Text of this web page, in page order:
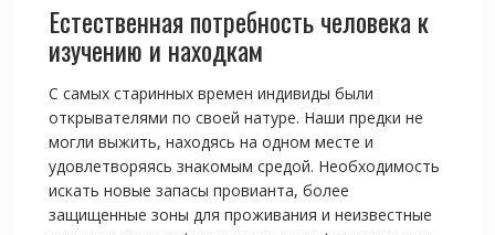
Естественная потребность человека к
изучению и находкам
С самых старинных времен индивиды были
открывателями по своей натуре. Наши предки не
могли выжить, находясь на одном месте и
удовлетворяясь знакомым средой. Необходимость
искать новые запасы провианта, более
защищенные зоны для проживания и неизвестные